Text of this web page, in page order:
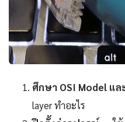
ศึกษา OSI Model แล
layer ทำอะไร